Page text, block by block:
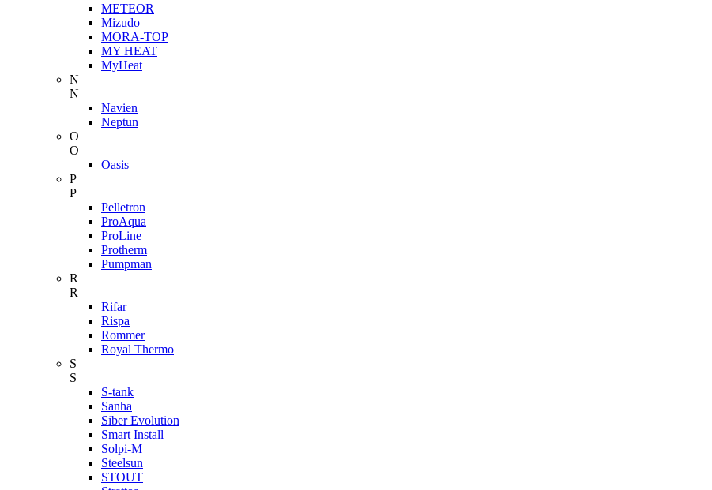
METEOR
Mizudo
MORA-TOP
MY HEAT
MyHeat
N
N
Navien
Neptun
O
O
Oasis
P
P
Pelletron
ProAqua
ProLine
Protherm
Pumpman
R
R
Rifar
Rispa
Rommer
Royal Thermo
S
S
S-tank
Sanha
Siber Evolution
Smart Install
Solpi-M
Steelsun
STOUT